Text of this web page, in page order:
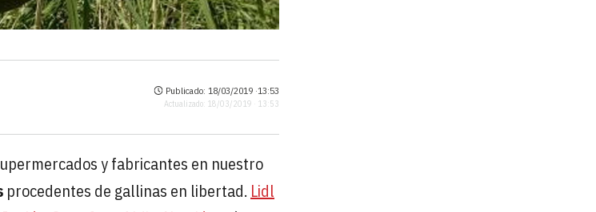
Publicado: 18/03/2019 ·13:53
Actualizado: 18/03/2019 · 13:53
y fabricantes en nuestro
procedentes de gallinas en libertad. Lidl